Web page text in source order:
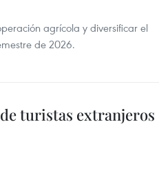
agrícola y diversificar el
de 2026.
turistas extranjeros